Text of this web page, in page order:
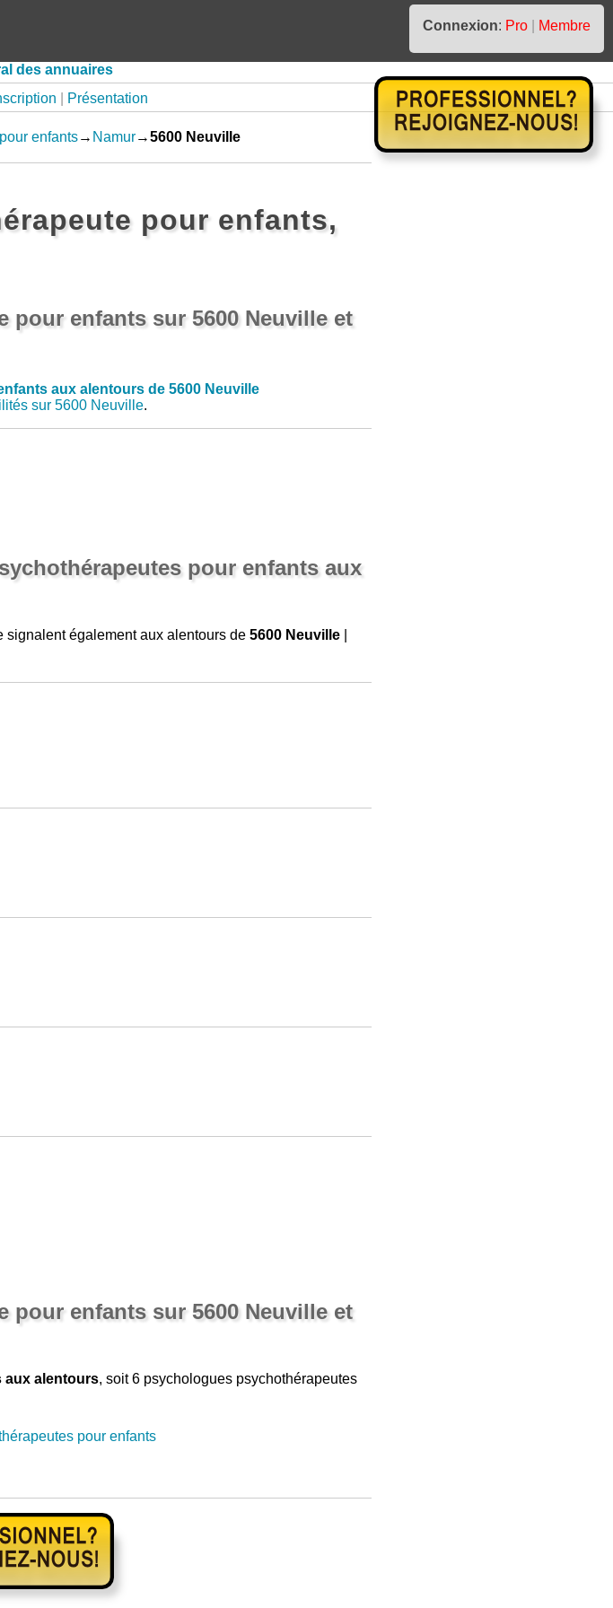
Connexion: Pro
Membre
des annuaires
Présentation
enfants→ Namur→5600 Neuville
pour enfants,
pour enfants sur 5600 Neuville et
aux alentours de 5600 Neuville
sur 5600 Neuville.
pour enfants aux
signalent également aux alentours de 5600 Neuville|
pour enfants sur 5600 Neuville et
aux alentours, soit 6 psychologues psychothérapeutes
pour enfants